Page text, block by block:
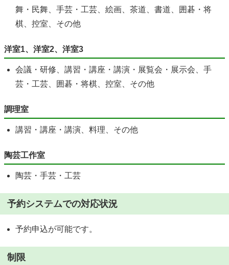
舞・民舞、手芸・工芸、絵画、茶道、書道、囲碁・将
棋、控室、その他
洋室1、洋室2、洋室3
会議・研修、講習・講座・講演・展覧会・展示会、手
芸・工芸、囲碁・将棋、控室、その他
調理室
講習・講座・講演、料理、その他
陶芸工作室
陶芸・手芸・工芸
予約システムでの対応状況
予約申込が可能です。
制限